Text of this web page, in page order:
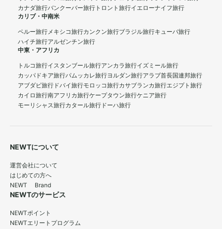
カナダ旅行バンクーバー旅行 トロント旅行イエローナイフ旅行
カリブ・中南米
ペルー旅行メキシコ旅行カンクン旅行ブラジル旅行キューバ旅行
ハイチ旅行アルゼンチン旅行
中東・アフリカ
トルコ旅行イスタンブール旅行アンカラ旅行イズミール旅行
カッパドキア旅行パムッカレ旅行ヨルダン旅行アラブ首長国連邦旅行
アブダビ旅行 ドバイ旅行モロッコ旅行カサブランカ旅行エジプト旅行
カイロ旅行南アフリカ旅行ケープタウン旅行ケニア旅行
モーリシャス旅行カタール旅行 ドーハ旅行
NEWTについて
運営会社について
はじめての方へ
NEWT Brand
NEWTのサービス
NEWTポイント
NEWTエリートプログラム